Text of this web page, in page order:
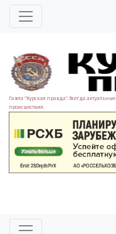
Газета "Курская правда". Всегда
происшествия.